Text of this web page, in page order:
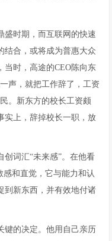
盛时期，而互联网的快速
结合，或将成为普惠大众
当时，高途的CEO陈向东
声，就把工作辞了，工资
。新东方的校长工资颇
实上，辞掉校长一职，放
创词汇“未来感”。在他看
感和直觉，它与能力和认
到新东西，并有效地付诸
键的决定。他用自己亲历